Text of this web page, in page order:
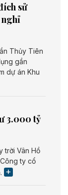
sử
nghỉ
Thủy Tiên
gần
dự án Khu
3.000 tỷ
trời Vân Hồ
ty cổ